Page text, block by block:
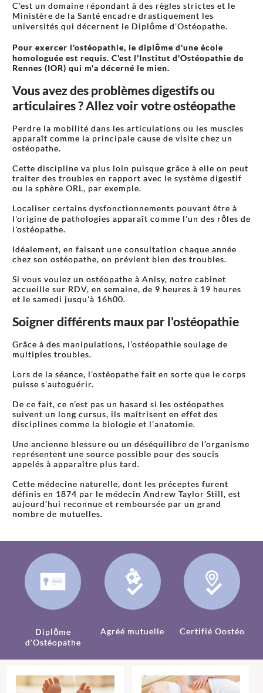
C'est un domaine répondant à des règles strictes et le
Ministère de la Santé encadre drastiquement les
universités qui décernent le Diplôme d'Ostéopathe.
Pour exercer l'ostéopathie, le diplôme d'une école
homologuée est requis. C'est l'Institut d'Ostéopathie de
Rennes (IOR) qui m'a décerné le mien.
Vous avez des problèmes digestifs ou
articulaires ? Allez voir votre ostéopathe
Perdre la mobilité dans les articulations ou les muscles
apparaît comme la principale cause de visite chez un
ostéopathe.
Cette discipline va plus loin puisque grâce à elle on peut
traiter des troubles en rapport avec le système digestif
ou la sphère ORL, par exemple.
Localiser certains dysfonctionnements pouvant être à
l'origine de pathologies apparaît comme l'un des rôles de
l'ostéopathe.
Idéalement, en faisant une consultation chaque année
chez son ostéopathe, on prévient bien des troubles.
Si vous voulez un ostéopathe à Anisy, notre cabinet
accueille sur RDV, en semaine, de 9 heures à 19 heures
et le samedi jusqu'à 16h00.
Soigner différents maux par l’ostéopathie
Grâce à des manipulations, l’ostéopathie soulage de
multiples troubles.
Lors de la séance, l'ostéopathe fait en sorte que le corps
puisse s'autoguérir.
De ce fait, ce n’est pas un hasard si les ostéopathes
suivent un long cursus, ils maîtrisent en effet des
disciplines comme la biologie et l’anatomie.
Une ancienne blessure ou un déséquilibre de l’organisme
représentent une source possible pour des soucis
appelés à apparaître plus tard.
Cette médecine naturelle, dont les préceptes furent
définis en 1874 par le médecin Andrew Taylor Still, est
aujourd’hui reconnue et remboursée par un grand
nombre de mutuelles.
Diplôme
d'Ostéopathe
Agréé mutuelle Certifié Oostéo